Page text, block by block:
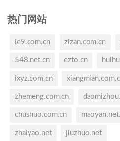
热门网站
ie9.com.cn zizan.com.cn
548.net.cn ezto.cn
ixyz.com.cn
zhemeng.com.cn
chushuo.com.cn
zhaiyao.net jiuzhuo.net